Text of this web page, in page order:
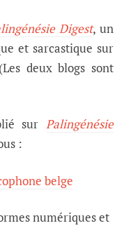
Digest, un
et sarcastique sur
deux blogs sont
sur Palingénésie
:
belge
numériques et